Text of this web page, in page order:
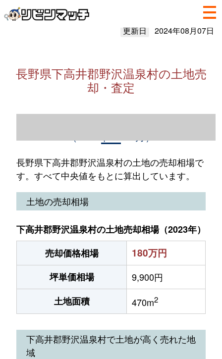
更新日 2024年08月07日
長野県下高井郡野沢温泉村の土地売
却・査定
長野県下高井郡野沢温泉村の土地の売却相場で
す。すべて中央値をもとに算出しています。
土地の売却相場
下高井郡野沢温泉村の土地売却相場（2023年）
売却価格相場
180万円
坪単価相場
9,900円
土地面積
470m2
下高井郡野沢温泉村で土地が高く売れた地
域